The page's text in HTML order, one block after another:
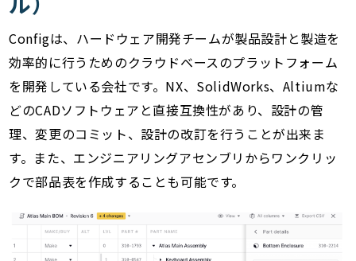
Configは、ハードウェア開発チームが製品設計と製造を
効率的に行うためのクラウドベースのプラットフォーム
を開発している会社です。NX、SolidWorks、Altiumな
どのCADソフトウェアと直接互換性があり、設計の管
理、変更のコミット、設計の改訂を行うことが出来ま
す。また、エンジニアリングアセンブリからワンクリッ
クで部品表を作成することも可能です。